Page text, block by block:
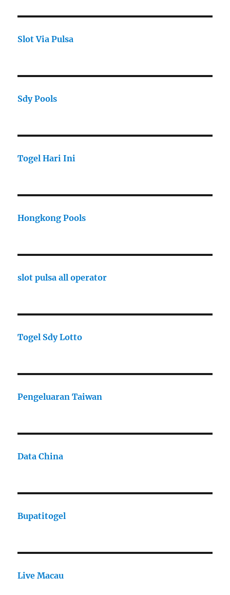
Slot Via Pulsa
Sdy Pools
Togel Hari Ini
Hongkong Pools
slot pulsa all operator
Togel Sdy Lotto
Pengeluaran Taiwan
Data China
Bupatitogel
Live Macau